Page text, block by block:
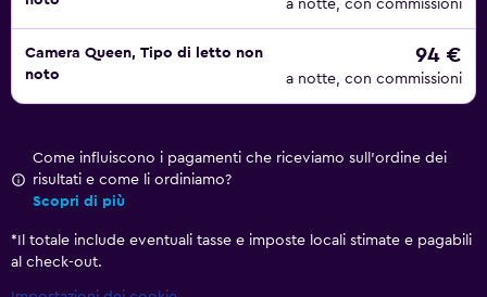
a notte, con commissioni
Camera Queen, Tipo di letto non
noto
94 €
a notte, con commissioni
Come influiscono i pagamenti che riceviamo sull'ordine dei
risultati e come li ordiniamo?
Scopri di più
* Il totale include eventuali tasse e imposte locali stimate e pagabili
al check-out.